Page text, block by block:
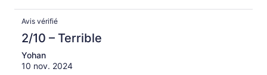
Avis vérifié
2/10 – Terrible
Yohan
10 nov. 2024